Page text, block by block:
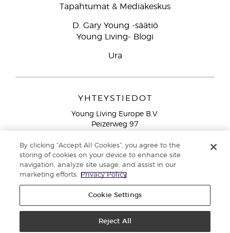
Tapahtumat & Mediakeskus
D. Gary Young -säätiö
Young Living- Blogi
Ura
YHTEYSTIEDOT
Young Living Europe B.V.
Peizerweg 97
Netherlands
Ilmainen yhteydenotto lankanumeroista Suomesta
913 239
Email: asiakaspalvelu@youngliving.com
pidätetään. |Yksityisyydensuoja
By clicking “Accept All Cookies”, you agree to the
storing of cookies on your device to enhance site
navigation, analyze site usage, and assist in our
marketing efforts.
Privacy Policy
Cookie Settings
Reject All